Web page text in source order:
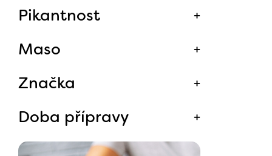
Pikantnost
Maso
Značka
Doba přípravy